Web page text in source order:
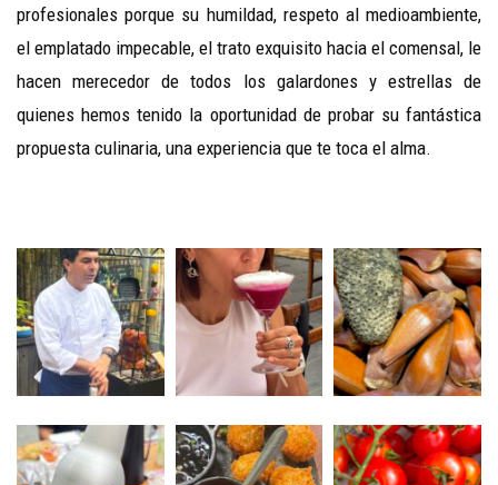
profesionales porque su humildad, respeto al medioambiente,
el emplatado impecable, el trato exquisito hacia el comensal, le
hacen merecedor de todos los galardones y estrellas de
quienes hemos tenido la oportunidad de probar su fantástica
propuesta culinaria, una experiencia que te toca el alma.